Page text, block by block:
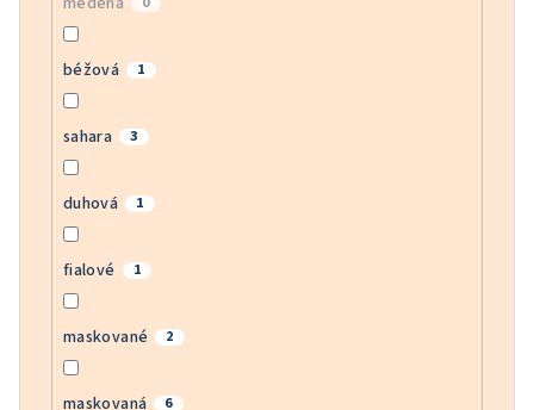
béžová 1
sahara 3
duhová 1
fialové 1
maskované 2
maskovaná 6